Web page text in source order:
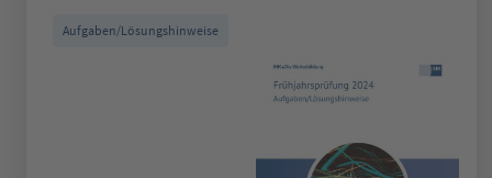
Aufgaben/Lösungshinweise